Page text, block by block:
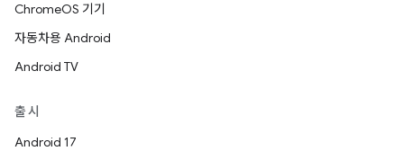
ChromeOS 기기
자동차용 Android
Android TV
출시
Android 17